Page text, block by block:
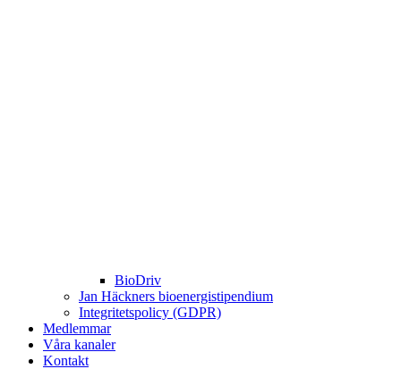
BioDriv
Jan Häckners bioenergistipendium
Integritetspolicy (GDPR)
Medlemmar
Våra kanaler
Kontakt